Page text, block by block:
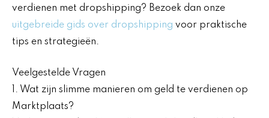
verdienen met dropshipping? Bezoek dan onze
uitgebreide gids over dropshipping voor praktische
tips en strategieën.
Veelgestelde Vragen
1. Wat zijn slimme manieren om geld te verdienen op
Marktplaats?